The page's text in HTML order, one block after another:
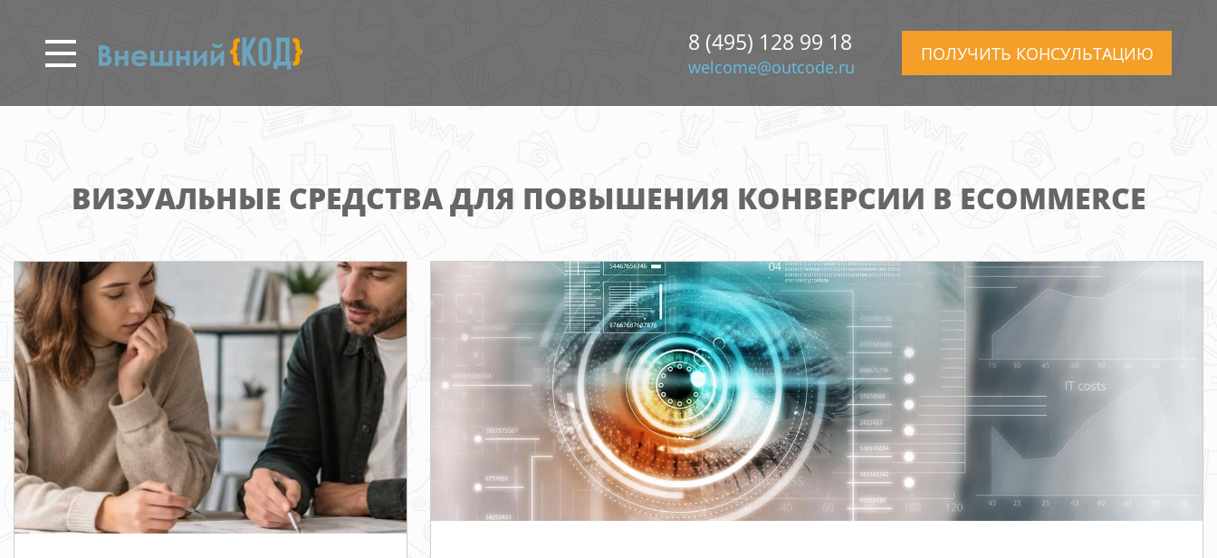
основному
содержанию
8 (495) 128 99 18
welcome@outcode.ru
ПОЛУЧИТЬ КОНСУЛЬТАЦИЮ
ВИЗУАЛЬНЫЕ СРЕДСТВА ДЛЯ ПОВЫШЕНИЯ КОНВЕРСИИ В ECOMMERCE